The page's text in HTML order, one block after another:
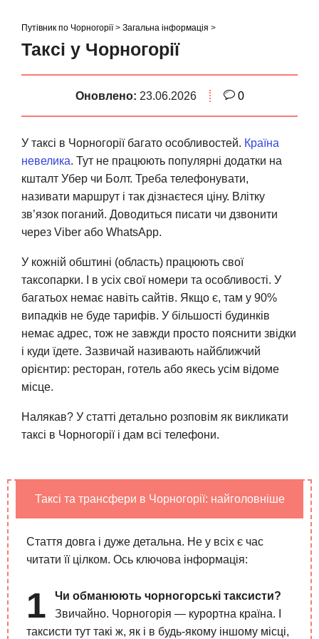
Путівник по Чорногорії> Загальна інформація >
Таксі у Чорногорії
Оновлено: 23.06.2026 0
У таксі в Чорногорії багато особливостей. Країна
невелика. Тут не працюють популярні додатки на
кшталт Убер чи Болт. Треба телефонувати,
називати маршрут і так дізнаєтеся ціну. Влітку
зв’язок поганий. Доводиться писати чи дзвонити
через Viber або WhatsApp.
У кожній обштині (область) працюють свої
таксопарки. І в усіх свої номери та особливості. У
багатьох немає навіть сайтів. Якщо є, там у 90%
випадків не буде тарифів. У більшості будинків
немає адрес, тож не завжди просто пояснити звідки
і куди їдете. Зазвичай називають найближчий
орієнтир: ресторан, готель або якесь усім відоме
місце.
Налякав? У статті детально розповім як викликати
таксі в Чорногорії і дам всі телефони.
Таксі та трансфери в Чорногорії: найголовніше
Стаття довга і дуже детальна. Не у всіх є час
читати її цілком. Ось ключова інформація:
Чи обманюють чорногорські таксисти?
Звичайно. Чорногорія — курортна країна. І
таксисти тут такі ж, як і в будь-якому іншому місці,